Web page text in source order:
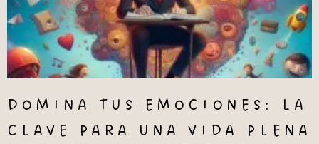
DOMINA TUS EMOCIONES: LA
CLAVE PARA UNA VIDA PLENA